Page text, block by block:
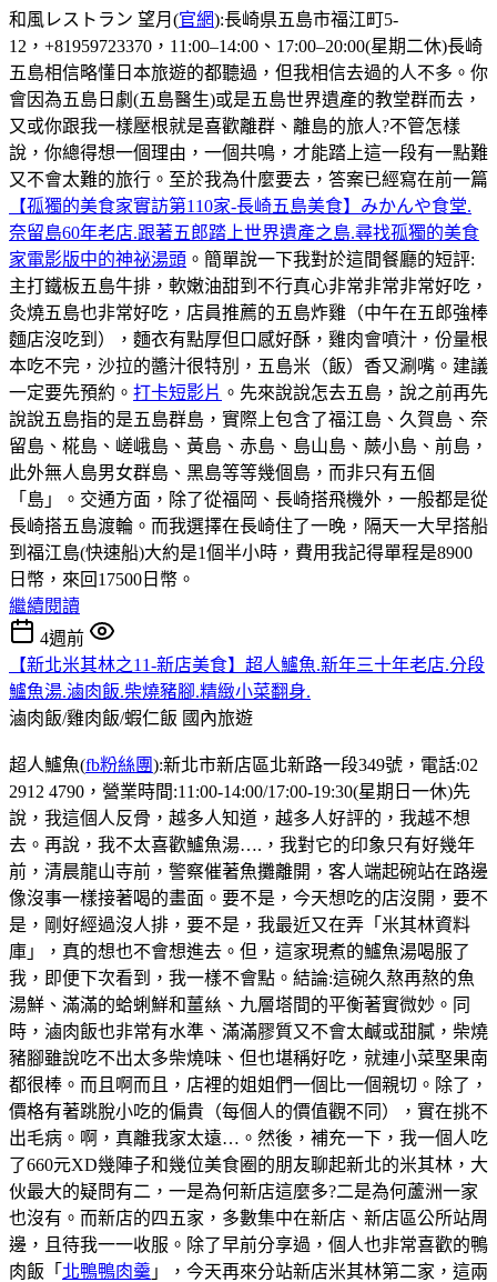
和風レストラン 望月(官網):長崎県五島市福江町5-
12，+81959723370，11:00–14:00、17:00–20:00(星期二休)長崎
五島相信略懂日本旅遊的都聽過，但我相信去過的人不多。你
會因為五島日劇(五島醫生)或是五島世界遺產的教堂群而去，
又或你跟我一樣壓根就是喜歡離群、離島的旅人?不管怎樣
說，你總得想一個理由，一個共鳴，才能踏上這一段有一點難
又不會太難的旅行。至於我為什麼要去，答案已經寫在前一篇
【孤獨的美食家實訪第110家-長崎五島美食】みかんや食堂.
奈留島60年老店.跟著五郎踏上世界遺產之島.尋找孤獨的美食
家電影版中的神祕湯頭 。簡單說一下我對於這間餐廳的短評:
主打鐵板五島牛排，軟嫩油甜到不行真心非常非常非常好吃，
灸燒五島也非常好吃，店員推薦的五島炸雞（中午在五郎強棒
麵店沒吃到），麵衣有點厚但口感好酥，雞肉會噴汁，份量根
本吃不完，沙拉的醬汁很特別，五島米（飯）香又涮嘴。建議
一定要先預約。 打卡短影片 。先來說說怎去五島，說之前再先
說說五島指的是五島群島，實際上包含了福江島、久賀島、奈
留島、椛島、嵯峨島、黃島、赤島、島山島、蕨小島、前島，
此外無人島男女群島、黑島等等幾個島，而非只有五個
「島」。交通方面，除了從福岡、長崎搭飛機外，一般都是從
長崎搭五島渡輪。而我選擇在長崎住了一晚，隔天一大早搭船
到福江島(快速船)大約是1個半小時，費用我記得單程是8900
日幣，來回17500日幣。
繼續閱讀
4週前
【新北米其林之11-新店美食】超人鱸魚.新年三十年老店.分段
鱸魚湯.滷肉飯.柴燒豬腳.精緻小菜翻身.
滷肉飯/雞肉飯/蝦仁飯 國內旅遊
超人鱸魚(fb粉絲團):新北市新店區北新路一段349號，電話:02
2912 4790，營業時間:11:00-14:00/17:00-19:30(星期日一休)先
說，我這個人反骨，越多人知道，越多人好評的，我越不想
去。再說，我不太喜歡鱸魚湯….，我對它的印象只有好幾年
前，清晨龍山寺前，警察催著魚攤離開，客人端起碗站在路邊
像沒事一樣接著喝的畫面。要不是，今天想吃的店沒開，要不
是，剛好經過沒人排，要不是，我最近又在弄「米其林資料
庫」，真的想也不會想進去。但，這家現煮的鱸魚湯喝服了
我，即便下次看到，我一樣不會點。結論:這碗久熬再熬的魚
湯鮮、滿滿的蛤蜊鮮和薑𢇃、九層塔間的平衡著實微妙。同
時，滷肉飯也非常有水準、滿滿膠質又不會太鹹或甜膩，柴燒
豬腳雖說吃不出太多柴燒味、但也堪稱好吃，就連小菜埾果南
都很棒。而且啊而且，店裡的姐姐們一個比一個親切。除了，
價格有著跳脫小吃的偏貴（每個人的價值觀不同），實在挑不
出毛病。啊，真離我家太遠…。然後，補充一下，我一個人吃
了660元XD幾陣子和幾位美食圈的朋友聊起新北的米其林，大
伙最大的疑問有二，一是為何新店這麼多?二是為何蘆洲一家
也沒有。而新店的四五家，多數集中在新店、新店區公所站周
邊，且待我一一收服。除了早前分享過，個人也非常喜歡的鴨
肉飯「 北鴨鴨肉羹 」，今天再來分站新店米其林第二家，這兩